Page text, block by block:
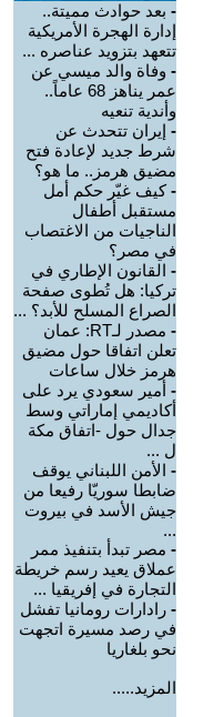
- بعد حوادث مميتة..
إدارة الهجرة الأمريكية
تتعهد بتزويد عناصره ...
- وفاة والد ميسي عن
عمر يناهز 68 عاماً..
وأندية تنعيه
- إيران تتحدث عن
شرط جديد لإعادة فتح
مضيق هرمز.. ما هو؟
-كيف غيّر حكم أمل
مستقبل أطفال
الناجيات من الاغتصاب
في مصر؟
- القانون الإطاري في
تركيا: هل تُطوى صفحة
الصراع المسلح للأبد؟ ...
-
مصدر لـRT: عمان
تعلن اتفاقا حول مضيق
هرمز خلال ساعات
- أمير سعودي يرد على
أكاديمي إماراتي وسط
جدال حول -اتفاق مكة
ل ...
- الأمن اللبناني يوقف
ضابطا سوريّا رفيعا من
جيش الأسد في بيروت
...
- مصر تبدأ بتنفيذ ممر
عملاق يعيد رسم خريطة
التجارة في إفريقيا ...
- رادارات رومانيا تفشل
في رصد مسيرة اتجهت
نحو بلغاريا
المزيد.....